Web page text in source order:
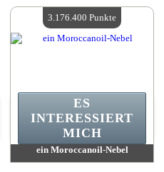
Verfügbare Menge:4
ein Moroccanoil-Nebel
ES
INTERESSIERT
MICH
3.176.400 Punkte